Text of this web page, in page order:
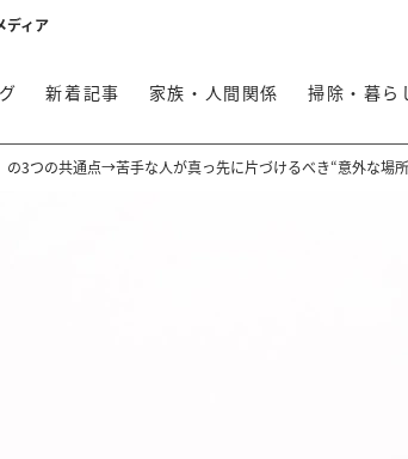
ディア
新着記事 家族・人間関係 掃除・暮ら
の3つの共通点→苦手な人が真っ先に片づけるべき“意外な場